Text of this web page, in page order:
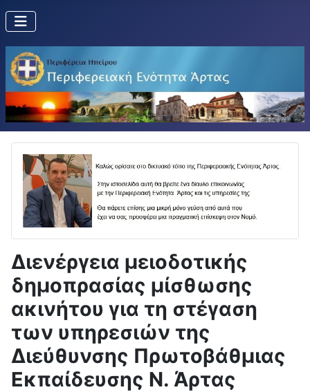
Διενέργεια μειοδοτικής
δημοπρασίας μίσθωσης
ακινήτου για τη στέγαση
των υπηρεσιών της
Διεύθυνσης Πρωτοβάθμιας
Εκπαίδευσης N. Άρτας